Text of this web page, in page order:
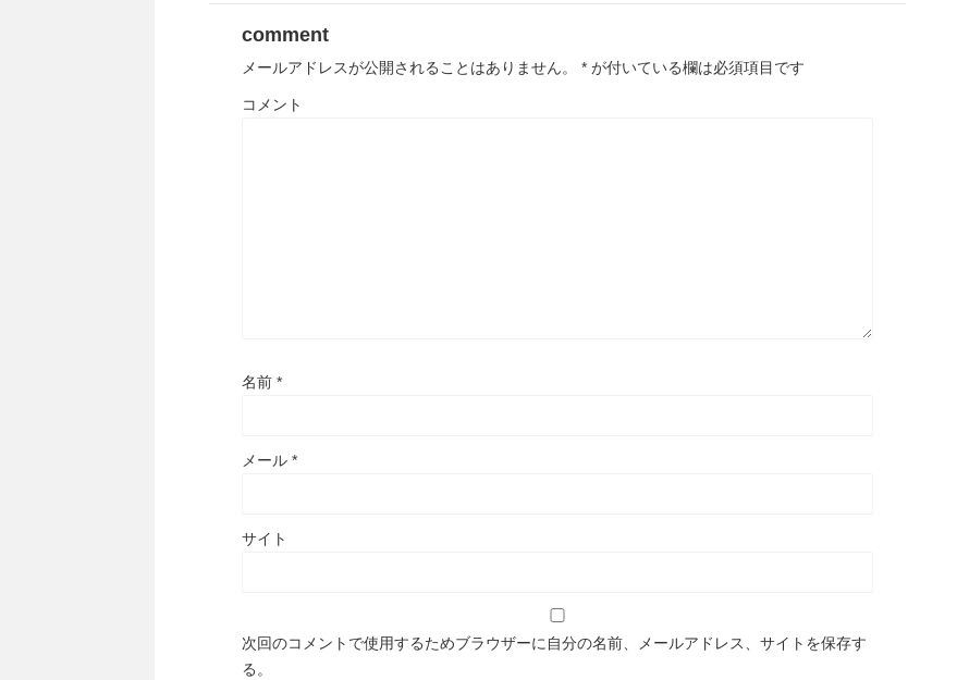
comment
メールアドレスが公開されることはありません。 * が付いている欄は必須項目です
コメント
名前 *
メール *
サイト
次回のコメントで使用するためブラウザーに自分の名前、メールアドレス、サイトを保存す
る。